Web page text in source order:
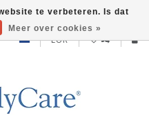
EUR
te verbeteren. Is dat
Meer over cookies »